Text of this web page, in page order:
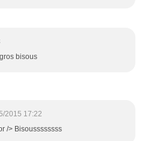
bisous
2015 17:22
/> Bisoussssssss